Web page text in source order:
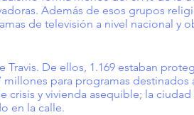
Además de esos grupos
de televisión a nivel nacional y
Travis. De ellos, 1.169 estaban
para programas destinados
y vivienda asequible; la ciudad
en la calle.